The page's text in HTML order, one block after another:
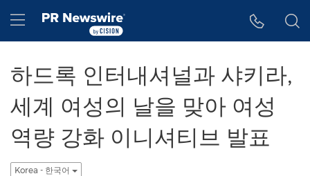
Hamburger menu
하드록 인터내셔널과 샤키라,
세계 여성의 날을 맞아 여성
역량 강화 이니셔티브 발표
Korea - 한국어